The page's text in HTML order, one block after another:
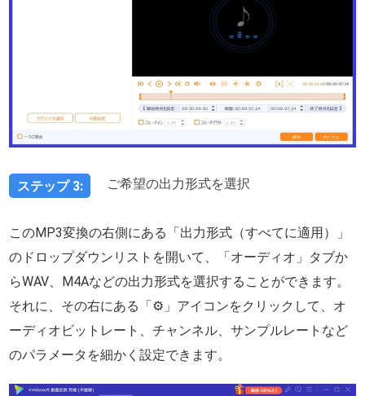
ステップ 3: ご希望の出力形式を選択
このMP3変換の右側にある「出力形式（すべてに適用）」
のドロップダウンリストを開いて、「オーディオ」タブか
らWAV、M4Aなどの出力形式を選択することができます。
それに、その右にある「⚙」アイコンをクリックして、オ
ーディオビットレート、チャンネル、サンプルレートなど
のパラメータを細かく設定できます。